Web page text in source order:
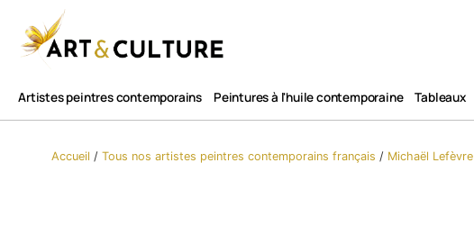
Artistes peintres contemporains Peintures à l'huile contemporaine Tableaux​
Accueil /Tous nos artistes peintres contemporains​ français / Michaël Lefèvre